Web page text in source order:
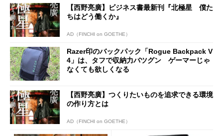
【西野亮廣】ビジネス書最新刊『北極星 僕た
ちはどう働くか』
AD（FINCHI on GOETHE）
Razer印のバックパック「Rogue Backpack V
4」は、タフで収納力バツグン ゲーマーじゃ
なくても欲しくなる
【西野亮廣】つくりたいものを追求できる環境
の作り方とは
AD（FINCHI on GOETHE）